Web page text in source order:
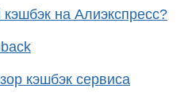
на Алиэкспресс?
кэшбэк сервиса